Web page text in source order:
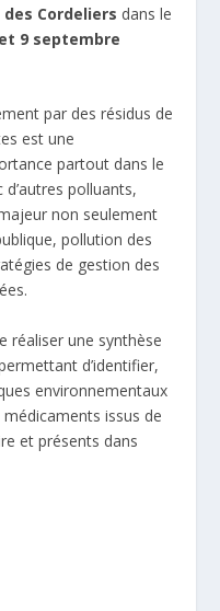
Cordeliers dans le
9 septembre
par des résidus de
est une
partout dans le
polluants,
non seulement
pollution des
de gestion des
réaliser une synthèse
d’identifier,
environnementaux
issus de
et présents dans